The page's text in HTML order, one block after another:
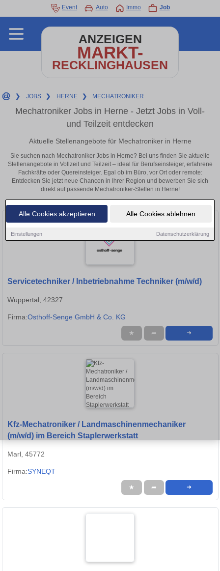
Alle Cookies akzeptieren Alle Cookies ablehnen
Einstellungen Datenschutzerklärung
Event Auto Immo Job
ANZEIGEN
MARKT-
RECKLINGHAUSEN
❯ JOBS ❯ HERNE ❯ MECHATRONIKER
Mechatroniker Jobs in Herne - Jetzt Jobs in Voll-
und Teilzeit entdecken
Aktuelle Stellenangebote für Mechatroniker in Herne
Sie suchen nach Mechatroniker Jobs in Herne? Bei uns finden Sie aktuelle
Stellenangebote in Vollzeit und Teilzeit – ideal für Berufseinsteiger, erfahrene
Fachkräfte oder Quereinsteiger. Egal ob im Büro, vor Ort oder remote:
Entdecken Sie jetzt neue Chancen in Ihrer Region und bewerben Sie sich
direkt auf passende Mechatroniker-Stellen in Herne!
Servicetechniker / Inbetriebnahme Techniker (m/w/d)
Wuppertal, 42327
Firma:Osthoff-Senge GmbH & Co. KG
★ ➦ ➜
Kfz-Mechatroniker / Landmaschinenmechaniker
(m/w/d) im Bereich Staplerwerkstatt
Marl, 45772
Firma:SYNEQT
★ ➦ ➜